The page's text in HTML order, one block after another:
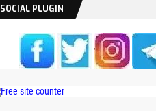
SOCIAL PLUGIN